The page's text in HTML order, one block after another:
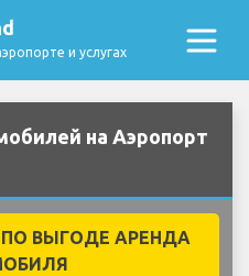
и услугах
на Аэропорт
ВЫГОДЕ АРЕНДА